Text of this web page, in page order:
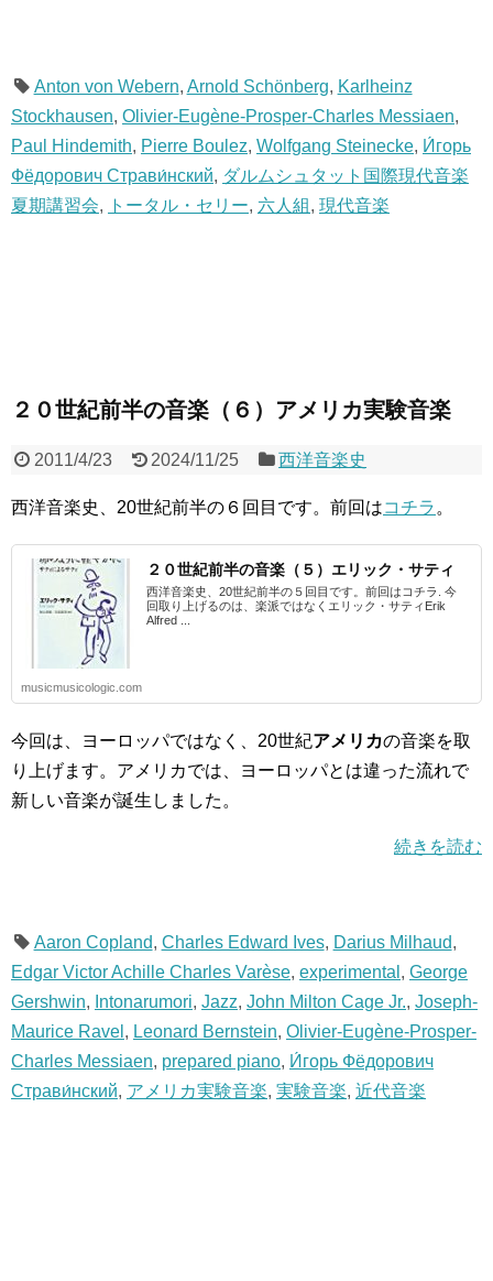
Anton von Webern, Arnold Schönberg, Karlheinz
Stockhausen, Olivier-Eugène-Prosper-Charles Messiaen,
Paul Hindemith, Pierre Boulez, Wolfgang Steinecke, И́горь
Фёдорович Страви́нский, ダルムシュタット国際現代音楽
夏期講習会, トータル・セリー, 六人組 , 現代音楽
２０世紀前半の音楽（６）アメリカ実験音楽
2011/4/23 2024/11/25 西洋音楽史
西洋音楽史、20世紀前半の６回目です。前回はコチラ 。
２０世紀前半の音楽（５）エリック・サティ
西洋音楽史、20世紀前半の５回目です。前回はコチラ. 今
回取り上げるのは、楽派ではなくエリック・サティErik
Alfred ...
musicmusicologic.com
今回は、ヨーロッパではなく、20世紀アメリカの音楽を取
り上げます。アメリカでは、ヨーロッパとは違った流れで
新しい音楽が誕生しました。
続きを読む
Aaron Copland, Charles Edward Ives, Darius Milhaud,
Edgar Victor Achille Charles Varèse, experimental , George
Gershwin, Intonarumori, Jazz, John Milton Cage Jr., Joseph-
Maurice Ravel , Leonard Bernstein, Olivier-Eugène-Prosper-
Charles Messiaen, prepared piano, И́горь Фёдорович
Страви́нский, アメリカ実験音楽, 実験音楽, 近代音楽